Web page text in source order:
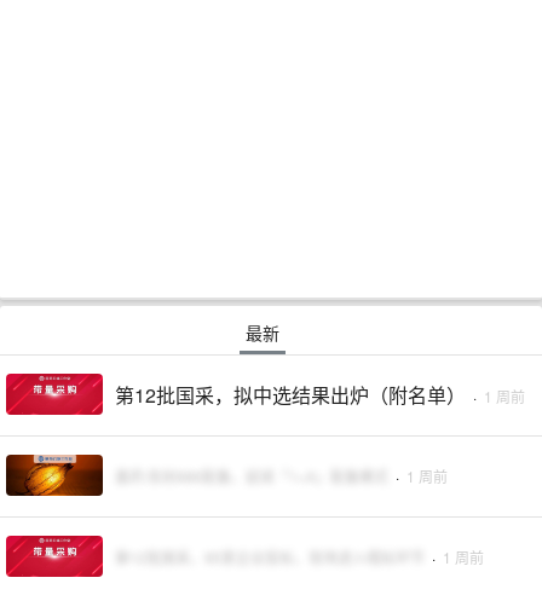
最新
第12批国采，拟中选结果出炉（附名单） · 1 周前
· 1 周前
· 1 周前